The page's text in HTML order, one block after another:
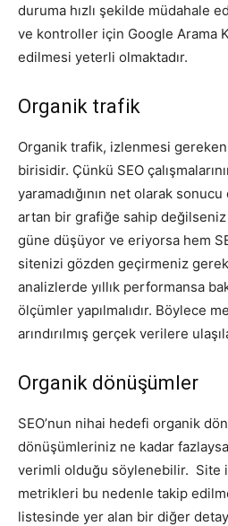
duruma hızlı şekilde müdahale
ve kontroller için Google Arama
edilmesi yeterli olmaktadır.
Organik trafik
Organik trafik, izlenmesi
birisidir. Çünkü SEO
yaramadığının net olarak
artan bir grafiğe sahip
güne düşüyor ve eriyorsa hem
sitenizi gözden geçirmeniz
analizlerde yıllık performansa
ölçümler yapılmalıdır. Böylece
arındırılmış gerçek verilere
Organik dönüşümler
SEO’nun nihai hedefi organik
dönüşümleriniz ne kadar
verimli olduğu söylenebilir. Site
metrikleri bu nedenle takip
listesinde yer alan bir diğer